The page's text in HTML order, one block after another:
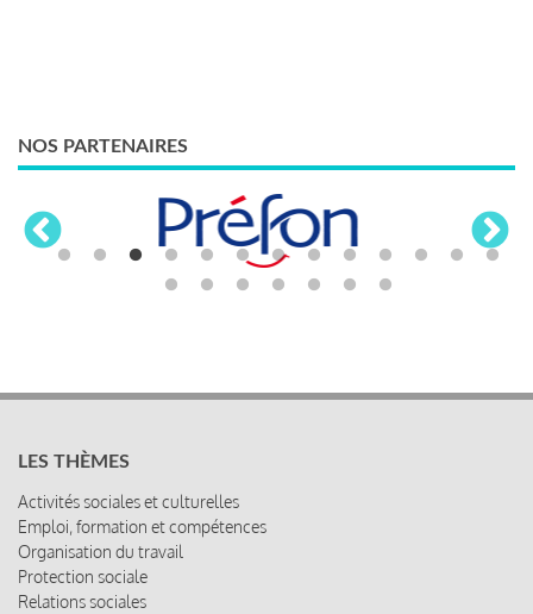
NOS PARTENAIRES
Activités sociales et culturelles
Emploi, formation et compétences
Organisation du travail
Protection sociale